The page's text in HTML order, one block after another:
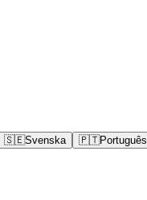
🇸🇪Svenska 🇵🇹Português